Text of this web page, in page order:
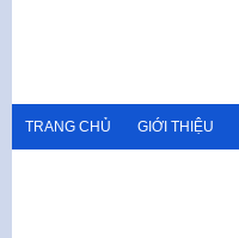
TRANG CHỦ GIỚI THIỆU